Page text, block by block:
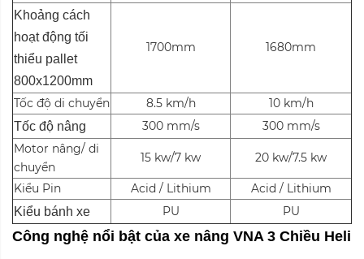
Khoảng cách
hoạt động tối
thiểu pallet
800x1200mm
1700mm 1680mm
Tốc độ di chuyển 8.5 km/h 10 km/h
Tốc độ nâng 300 mm/s
300 mm/s
Motor nâng/ di
chuyển
15 kw/7 kw 20 kw/7.5 kw
Kiểu Pin Acid / Lithium Acid / Lithium
Kiểu bánh xe PU PU
Công nghệ nổi bật của xe nâng VNA 3 Chiều Heli